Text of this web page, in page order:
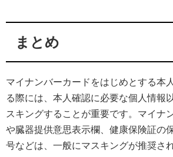
まとめ
マイナンバーカードをはじめとする本
る際には、本人確認に必要な個人情報
スキングすることが重要です。マイナ
や臓器提供意思表示欄、健康保険証の
号などは、一般にマスキングが推奨さ